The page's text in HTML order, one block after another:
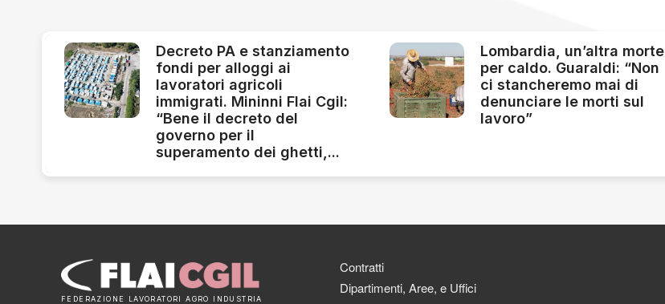
Decreto PA e stanziamento
fondi per alloggi ai
lavoratori agricoli
immigrati. Mininni Flai Cgil:
“Bene il decreto del
governo per il
superamento dei ghetti,...
Lombardia, un’altra morte
per caldo. Guaraldi: “Non
ci stancheremo mai di
denunciare le morti sul
lavoro”
FEDERAZIONE LAVORATORI AGRO INDUSTRIA
Contratti
Dipartimenti, Aree, e Uffici